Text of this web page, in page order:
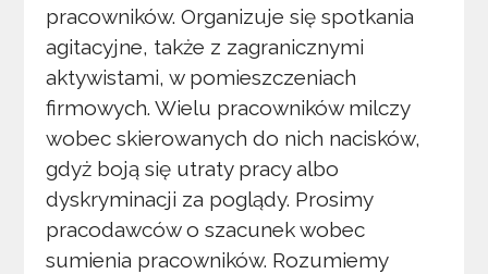
pracowników. Organizuje się spotkania
agitacyjne, także z zagranicznymi
aktywistami, w pomieszczeniach
firmowych. Wielu pracowników milczy
wobec skierowanych do nich nacisków,
gdyż boją się utraty pracy albo
dyskryminacji za poglądy. Prosimy
pracodawców o szacunek wobec
sumienia pracowników. Rozumiemy